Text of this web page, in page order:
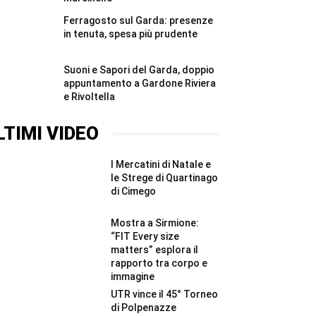
Ferragosto sul Garda: presenze
in tenuta, spesa più prudente
Suoni e Sapori del Garda, doppio
appuntamento a Gardone Riviera
e Rivoltella
VIDEO
I Mercatini di Natale e
le Strege di Quartinago
di Cimego
Mostra a Sirmione:
“FIT Every size
matters” esplora il
rapporto tra corpo e
immagine
UTR vince il 45° Torneo
di Polpenazze